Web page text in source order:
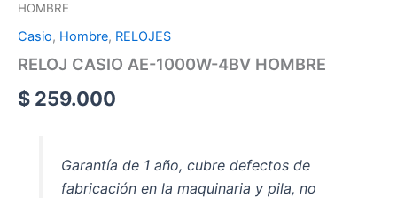
HOMBRE
Casio, Hombre, RELOJES
RELOJ CASIO AE-1000W-4BV HOMBRE
$ 259.000
Garantía de 1 año, cubre defectos de
fabricación en la maquinaria y pila, no